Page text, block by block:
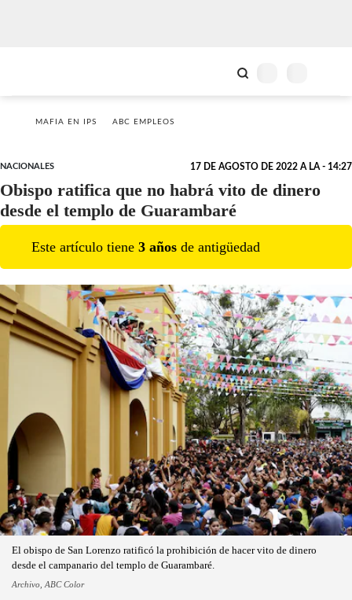
MAFIA EN IPS ABC EMPLEOS
NACIONALES 17 DE AGOSTO DE 2022 A LA - 14:27
Obispo ratifica que no habrá vito de dinero
desde el templo de Guarambaré
Este artículo tiene 3 años de antigüedad
El obispo de San Lorenzo ratificó la prohibición de hacer vito de dinero
desde el campanario del templo de Guarambaré.
Archivo, ABC Color